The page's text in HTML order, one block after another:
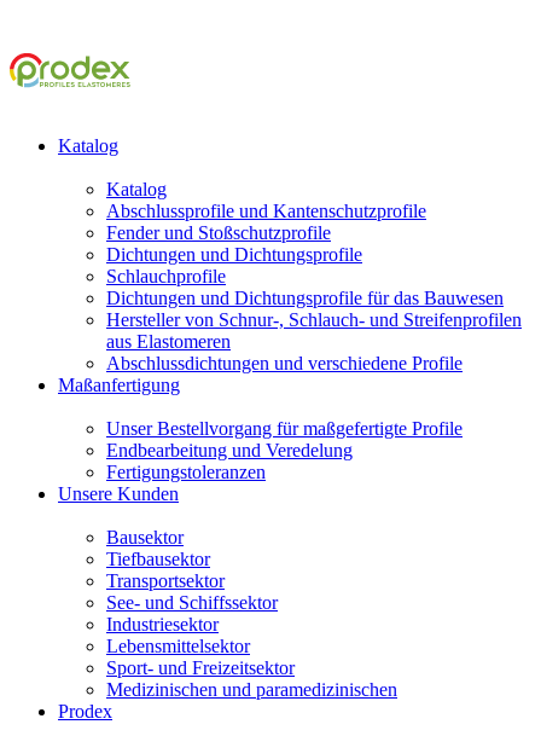
Katalog
Katalog
Abschlussprofile und Kantenschutzprofile
Fender und Stoßschutzprofile
Dichtungen und Dichtungsprofile
Schlauchprofile
Dichtungen und Dichtungsprofile für das Bauwesen
Hersteller von Schnur-, Schlauch- und Streifenprofilen
aus Elastomeren
Abschlussdichtungen und verschiedene Profile
Maßanfertigung
Unser Bestellvorgang für maßgefertigte Profile
Endbearbeitung und Veredelung
Fertigungstoleranzen
Unsere Kunden
Bausektor
Tiefbausektor
Transportsektor
See- und Schiffssektor
Industriesektor
Lebensmittelsektor
Sport- und Freizeitsektor
Medizinischen und paramedizinischen
Prodex